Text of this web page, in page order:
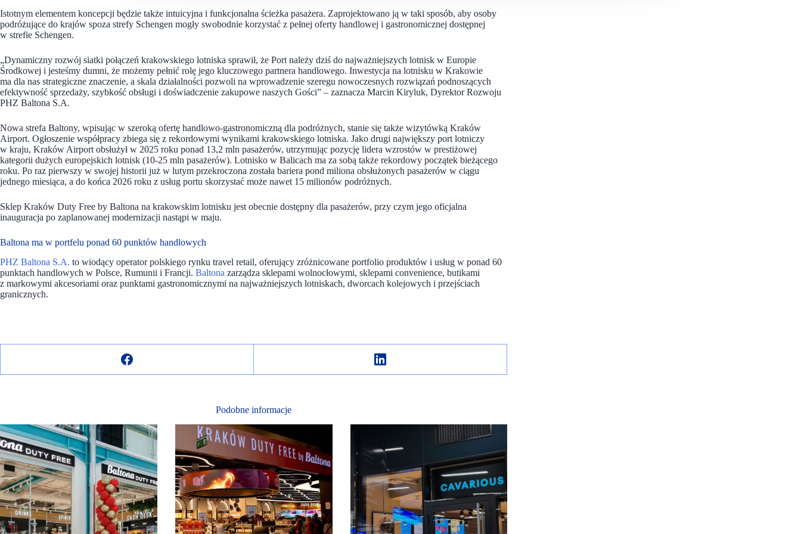
Istotnym elementem koncepcji będzie także intuicyjna i funkcjonalna ścieżka pasażera. Zaprojektowano ją w taki sposób, aby osoby
podróżujące do krajów spoza strefy Schengen mogły swobodnie korzystać z pełnej oferty handlowej i gastronomicznej dostępnej
w strefie Schengen.
„Dynamiczny rozwój siatki połączeń krakowskiego lotniska sprawił, że Port należy dziś do najważniejszych lotnisk w Europie
Środkowej i jesteśmy dumni, że możemy pełnić rolę jego kluczowego partnera handlowego. Inwestycja na lotnisku w Krakowie
ma dla nas strategiczne znaczenie, a skala działalności pozwoli na wprowadzenie szeregu nowoczesnych rozwiązań podnoszących
efektywność sprzedaży, szybkość obsługi i doświadczenie zakupowe naszych Gości” – zaznacza Marcin Kiryluk, Dyrektor Rozwoju
PHZ Baltona S.A.
Nowa strefa Baltony, wpisując w szeroką ofertę handlowo-gastronomiczną dla podróżnych, stanie się także wizytówką Kraków
Airport. Ogłoszenie współpracy zbiega się z rekordowymi wynikami krakowskiego lotniska. Jako drugi największy port lotniczy
w kraju, Kraków Airport obsłużył w 2025 roku ponad 13,2 mln pasażerów, utrzymując pozycję lidera wzrostów w prestiżowej
kategorii dużych europejskich lotnisk (10-25 mln pasażerów). Lotnisko w Balicach ma za sobą także rekordowy początek bieżącego
roku. Po raz pierwszy w swojej historii już w lutym przekroczona została bariera pond miliona obsłużonych pasażerów w ciągu
jednego miesiąca, a do końca 2026 roku z usług portu skorzystać może nawet 15 milionów podróżnych.
Sklep Kraków Duty Free by Baltona na krakowskim lotnisku jest obecnie dostępny dla pasażerów, przy czym jego oficjalna
inauguracja po zaplanowanej modernizacji nastąpi w maju.
Baltona ma w portfelu ponad 60 punktów handlowych
PHZ Baltona S.A. to wiodący operator polskiego rynku travel retail, oferujący zróżnicowane portfolio produktów i usług w ponad 60
punktach handlowych w Polsce, Rumunii i Francji. Baltona zarządza sklepami wolnocłowymi, sklepami convenience, butikami
z markowymi akcesoriami oraz punktami gastronomicznymi na najważniejszych lotniskach, dworcach kolejowych i przejściach
granicznych.
Podobne informacje